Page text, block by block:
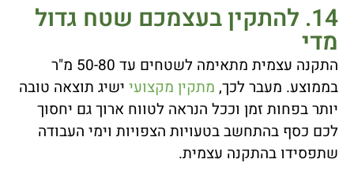
14. להתקין בעצמכם שטח גדול
מדי
התקנה עצמית מתאימה לשטחים עד 50-80 מ"ר
בממוצע. מעבר לכך, מתקין מקצועי ישיג תוצאה טובה
יותר בפחות זמן וככל הנראה לטווח ארוך גם יחסוך
לכם כסף בהתחשב בטעויות הצפויות וימי העבודה
שתפסידו בהתקנה עצמית.